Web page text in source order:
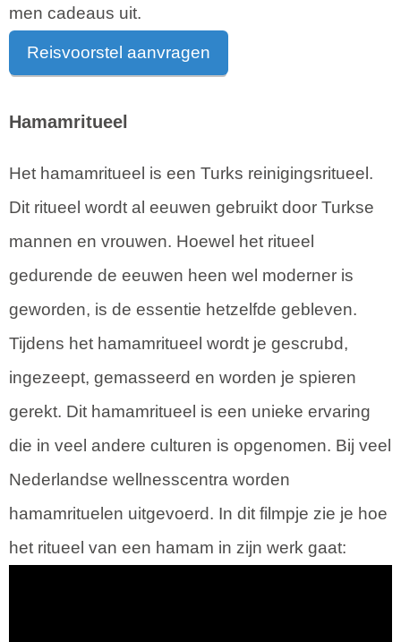
men cadeaus uit.
Reisvoorstel aanvragen
Hamamritueel
Het hamamritueel is een Turks reinigingsritueel.
Dit ritueel wordt al eeuwen gebruikt door Turkse
mannen en vrouwen. Hoewel het ritueel
gedurende de eeuwen heen wel moderner is
geworden, is de essentie hetzelfde gebleven.
Tijdens het hamamritueel wordt je gescrubd,
ingezeept, gemasseerd en worden je spieren
gerekt. Dit hamamritueel is een unieke ervaring
die in veel andere culturen is opgenomen. Bij veel
Nederlandse wellnesscentra worden
hamamrituelen uitgevoerd. In dit filmpje zie je hoe
het ritueel van een hamam in zijn werk gaat: